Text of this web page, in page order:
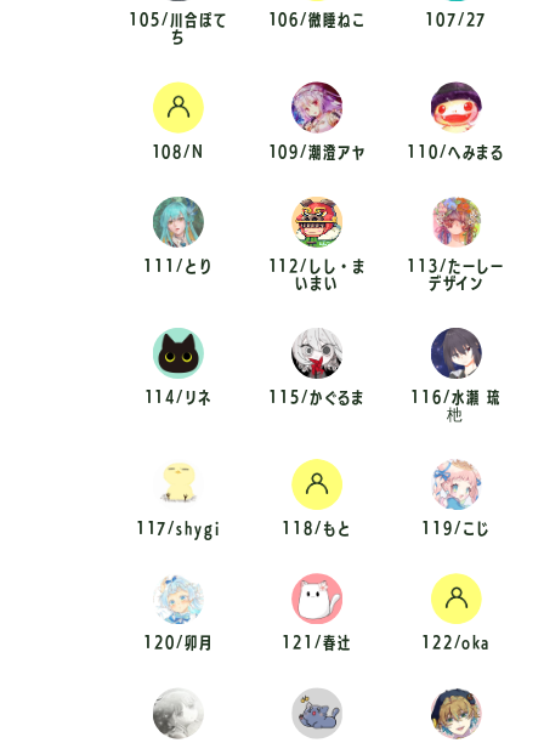
105/川合ぽて
ち
106/微睡ねこ 107/27
108/N 109/潮澄アヤ 110/へみまる
111/とり 112/しし・ま
いまい
113/たーしー
デザイン
114/リネ 115/かぐるま 116/水瀬 琉
杝
117/shygi 118/もと 119/こじ
120/卯月 121/春辻 122/oka